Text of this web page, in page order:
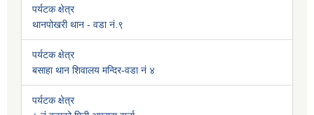
पर्यटक क्षेत्र
थानपोखरी थान - वडा नं.९
पर्यटक क्षेत्र
बसाहा थान शिवालय मन्दिर-वडा नं ४
पर्यटक क्षेत्र